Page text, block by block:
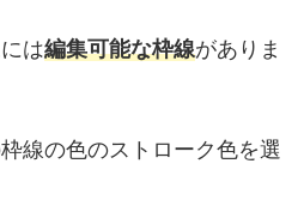
は編集可能な枠線がありま
線の色のストローク色を選